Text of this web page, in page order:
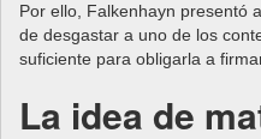
Por ello, Falkenhayn presentó
de desgastar a uno de los
suficiente para obligarla a
La idea de